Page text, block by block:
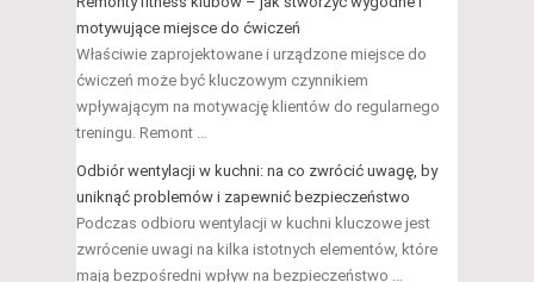
motywujące miejsce do ćwiczeń
Właściwie zaprojektowane i urządzone miejsce do
ćwiczeń może być kluczowym czynnikiem
wpływającym na motywację klientów do regularnego
treningu. Remont …
Odbiór wentylacji w kuchni: na co zwrócić uwagę, by
uniknąć problemów i zapewnić bezpieczeństwo
Podczas odbioru wentylacji w kuchni kluczowe jest
zwrócenie uwagi na kilka istotnych elementów, które
mają bezpośredni wpływ na bezpieczeństwo …